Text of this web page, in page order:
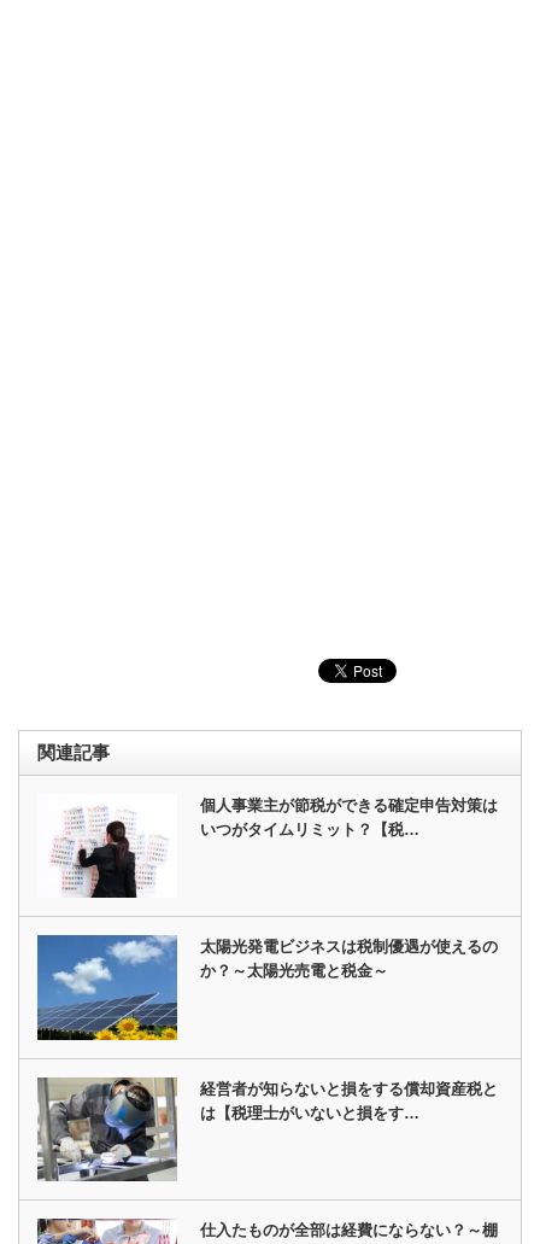
関連記事
個人事業主が節税ができる確定申告対策は
いつがタイムリミット？【税…
太陽光発電ビジネスは税制優遇が使えるの
か？～太陽光売電と税金～
経営者が知らないと損をする償却資産税と
は【税理士がいないと損をす…
仕入たものが全部は経費にならない？～棚